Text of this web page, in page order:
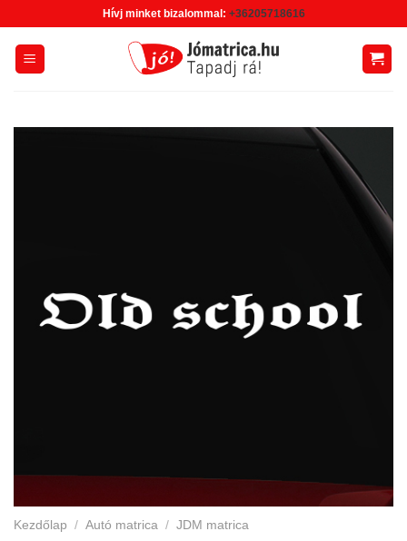
content
Hívj minket bizalommal: +36205718616
Kezdőlap / Autó matrica / JDM matrica